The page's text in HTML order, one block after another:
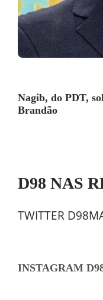
Nagib, do PDT,
Brandão
D98 NAS
TWITTER
INSTAGRAM